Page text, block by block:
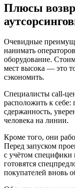
Плюсы
Очевидные
нанимать
оборудование.
мест высока — это
сэкономить.
Специалисты call-
расположить к
сдержанность,
человека на линии.
Кроме того, они
Перед запуском
с учётом специфики
готовятся
покупателей вновь